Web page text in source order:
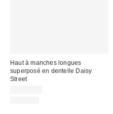
Haut à manches longues
superposé en dentelle Daisy
Street